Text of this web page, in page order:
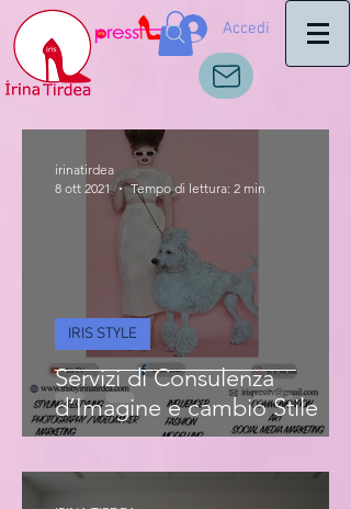
Accedi
Servizi di Consulenza
d’Imagine e cambio Stile
IRIS STYLE
irinatirdea
8 ott 2021
Tempo di lettura: 2 min